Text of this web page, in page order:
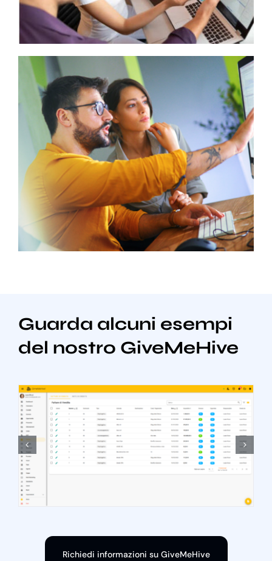
Guarda alcuni esempi
del nostro GiveMeHive
Richiedi informazioni su GiveMeHive